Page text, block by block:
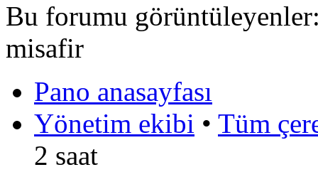
Bu forumu
misafir
Pano anasayfası
Yönetim ekibi • Tüm
2 saat